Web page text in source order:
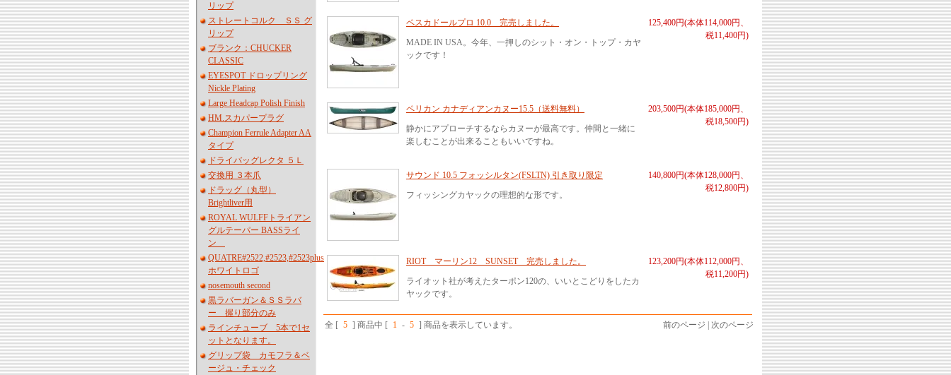
リップ
ストレートコルク ＳＳ グ
リップ
ブランク：CHUCKER
CLASSIC
EYESPOT ドロップリング
Nickle Plating
Large Headcap Polish Finish
HM.スカパープラグ
Champion Ferrule Adapter AA
タイプ
ドライバッグレクタ ５Ｌ
交換用 ３本爪
ドラッグ（丸型）
Brightliver用
ROYAL WULFFトライアン
グルテーパー BASSライ
ン
QUATRE#2522,#2523,#2523plus
ホワイトロゴ
nosemouth second
黒ラバーガン＆ＳＳラバ
ー 握り部分のみ
ラインチューブ 5本で1セ
ットとなります。
グリップ袋 カモフラ＆ベ
ージュ・チェック
125,400円(本体114,000円、
税11,400円)
ペスカドールプロ 10.0 完売しました。
MADE IN USA。今年、一押しのシット・オン・トップ・カヤ
ックです！
203,500円(本体185,000円、
税18,500円)
ペリカン カナディアンカヌー15.5（送料無料）
静かにアプローチするならカヌーが最高です。仲間と一緒に
楽しむことが出来ることもいいですね。
140,800円(本体128,000円、
税12,800円)
サウンド 10.5 フォッシルタン(FSLTN) 引き取り限定
フィッシングカヤックの理想的な形です。
123,200円(本体112,000円、
税11,200円)
RIOT マーリン12 SUNSET 完売しました。
ライオット社が考えたターポン120の、いいとこどりをしたカ
ヤックです。
全 [ 5 ] 商品中 [ 1 - 5 ] 商品を表示しています。 前のページ | 次のページ